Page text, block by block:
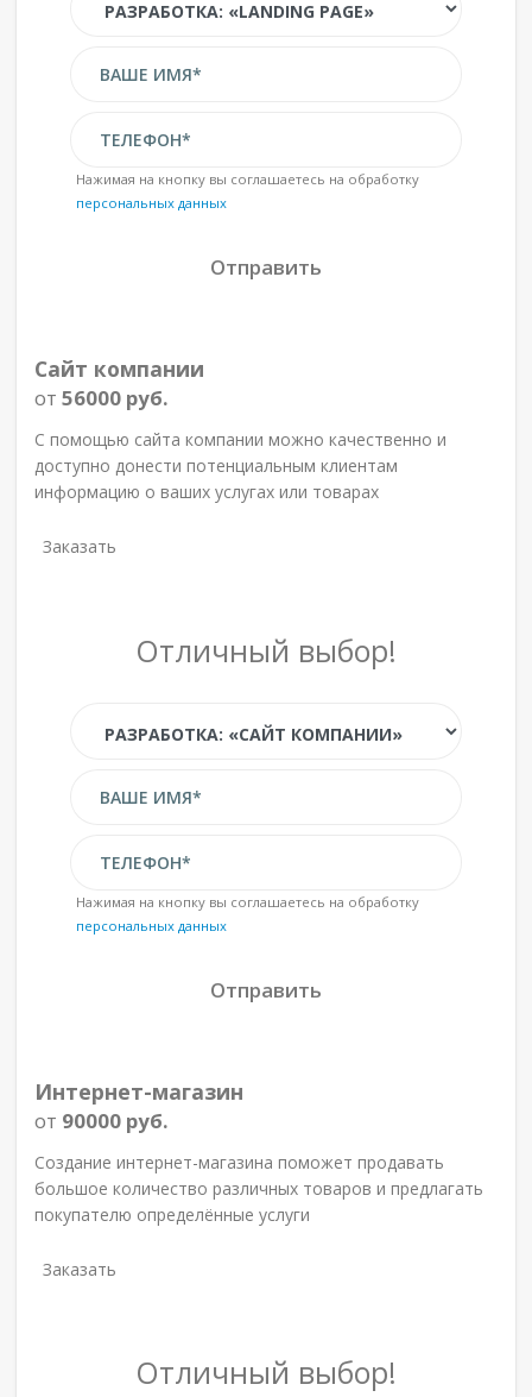
Нажимая на кнопку вы соглашаетесь на обработку
персональных данных
Сайт компании
от 56000 руб.
С помощью сайта компании можно качественно и
доступно донести потенциальным клиентам
информацию о ваших услугах или товарах
Заказать
Отличный выбор!
Нажимая на кнопку вы соглашаетесь на обработку
персональных данных
Интернет-магазин
от 90000 руб.
Создание интернет-магазина поможет продавать
большое количество различных товаров и предлагать
покупателю определённые услуги
Заказать
Отличный выбор!